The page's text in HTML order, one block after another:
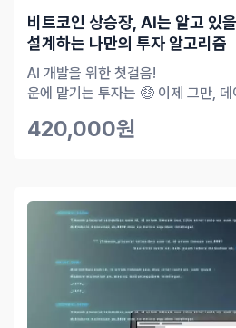
비트코인 상승장, AI는 알고 있
설계하는 나만의 투자 알고리즘
AI 개발을 위한 첫걸음!
운에 맡기는 투자는 🤑 이제 그만,
420,000원